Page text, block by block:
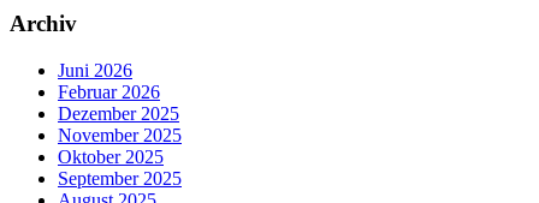
Archiv
Juni 2026
Februar 2026
Dezember 2025
November 2025
Oktober 2025
September 2025